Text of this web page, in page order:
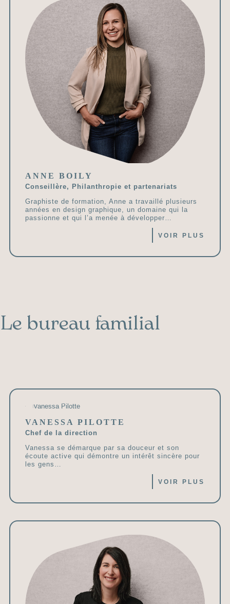
ANNE BOILY
Conseillère, Philanthropie et partenariats
Graphiste de formation, Anne a travaillé plusieurs
années en design graphique, un domaine qui la
passionne et qui l’a menée à développer…
VOIR PLUS
Le bureau familial
VANESSA PILOTTE
Chef de la direction
Vanessa se démarque par sa douceur et son
écoute active qui démontre un intérêt sincère pour
les gens…
VOIR PLUS